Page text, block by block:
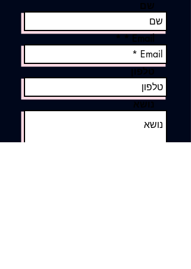
שם
Email *
טלפון
נושא